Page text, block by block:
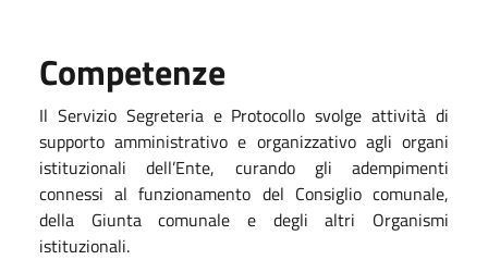
Competenze
Il Servizio Segreteria e Protocollo svolge attività di
supporto amministrativo e organizzativo agli organi
istituzionali dell’Ente, curando gli adempimenti
connessi al funzionamento del Consiglio comunale,
della Giunta comunale e degli altri Organismi
istituzionali.